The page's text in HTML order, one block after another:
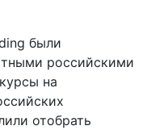
были
российскими
на
отобрать